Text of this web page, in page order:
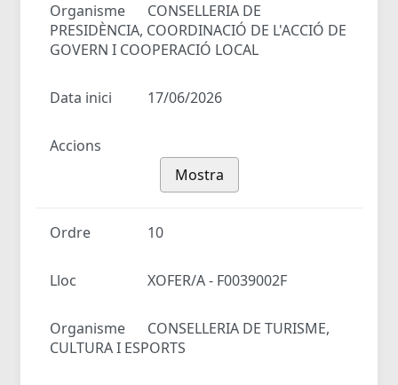
Organisme
CONSELLERIA DE
PRESIDÈNCIA, COORDINACIÓ DE L'ACCIÓ DE
GOVERN I COOPERACIÓ LOCAL
Data inici 17/06/2026
Accions
Mostra
Ordre 10
Lloc XOFER/A - F0039002F
Organisme
CONSELLERIA DE TURISME,
CULTURA I ESPORTS